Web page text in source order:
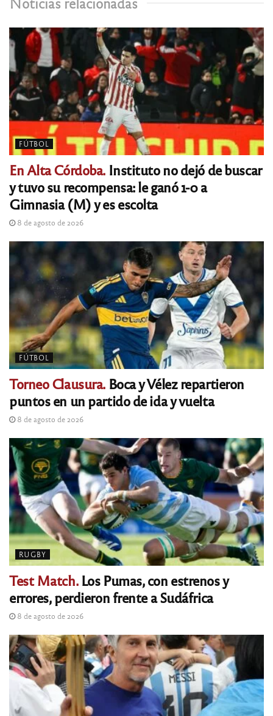
FÚTBOL
En Alta Córdoba.Instituto no dejó de buscar
y tuvo su recompensa: le ganó 1-0 a
Gimnasia (M) y es escolta
8 de agosto de 2026
FÚTBOL
Torneo Clausura.Boca y Vélez repartieron
puntos en un partido de ida y vuelta
8 de agosto de 2026
RUGBY
Test Match.Los Pumas, con estrenos y
errores, perdieron frente a Sudáfrica
8 de agosto de 2026